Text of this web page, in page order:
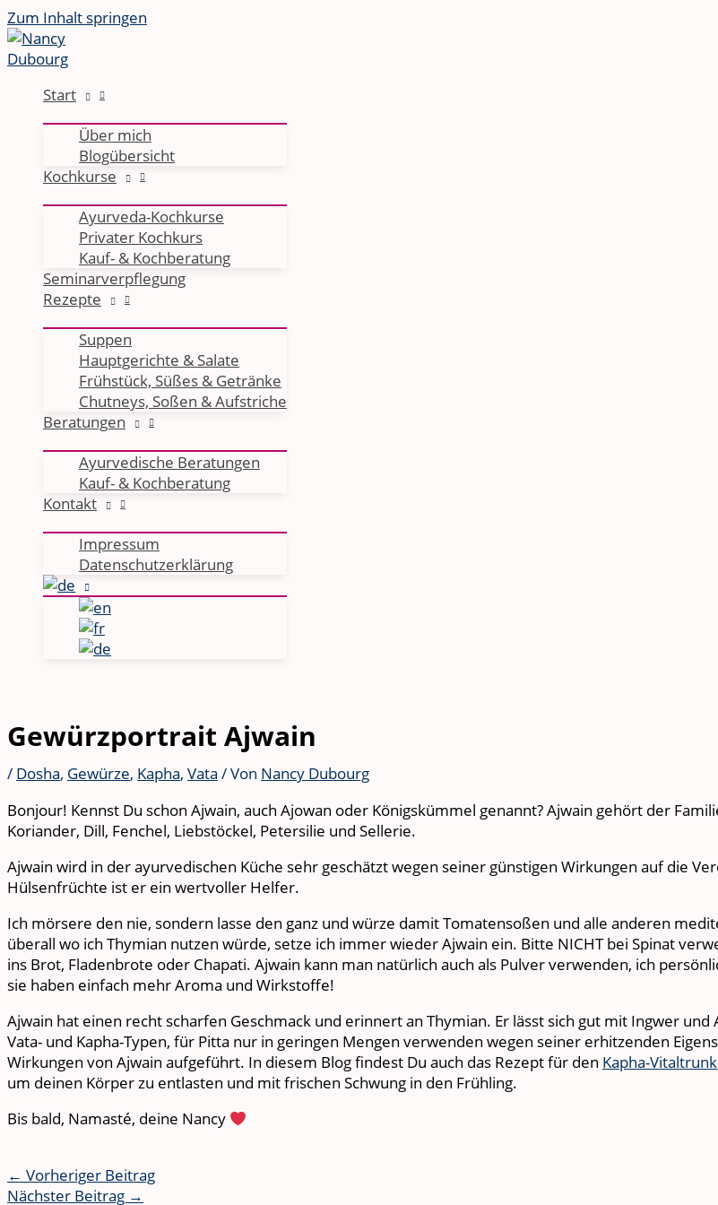
Zum Inhalt springen
Start
Über mich
Blogübersicht
Kochkurse
Ayurveda-Kochkurse
Privater Kochkurs
Kauf- & Kochberatung
Seminarverpflegung
Rezepte
Suppen
Hauptgerichte & Salate
Frühstück, Süßes & Getränke
Chutneys, Soßen & Aufstriche
Beratungen
Ayurvedische Beratungen
Kauf- & Kochberatung
Kontakt
Impressum
Datenschutzerklärung
Gewürzportrait Ajwain
/ Dosha, Gewürze, Kapha, Vata / Von Nancy Dubourg
Bonjour! Kennst Du schon Ajwain, auch Ajowan oder Königskümmel genannt? Ajwain gehört der
Koriander, Dill, Fenchel, Liebstöckel, Petersilie und Sellerie.
Ajwain wird in der ayurvedischen Küche sehr geschätzt wegen seiner günstigen Wirkungen auf die
Hülsenfrüchte ist er ein wertvoller Helfer.
Ich mörsere den nie, sondern lasse den ganz und würze damit Tomatensoßen und alle anderen
überall wo ich Thymian nutzen würde, setze ich immer wieder Ajwain ein. Bitte NICHT bei Spinat
ins Brot, Fladenbrote oder Chapati. Ajwain kann man natürlich auch als Pulver verwenden, ich
sie haben einfach mehr Aroma und Wirkstoffe!
Ajwain hat einen recht scharfen Geschmack und erinnert an Thymian. Er lässt sich gut mit Ingwer
Vata- und Kapha-Typen, für Pitta nur in geringen Mengen verwenden wegen seiner erhitzenden
Wirkungen von Ajwain aufgeführt. In diesem Blog findest Du auch das Rezept für den Kapha-Vitaltrunk
um deinen Körper zu entlasten und mit frischen Schwung in den Frühling.
Bis bald, Namasté, deine Nancy
← Vorheriger Beitrag
Nächster Beitrag →